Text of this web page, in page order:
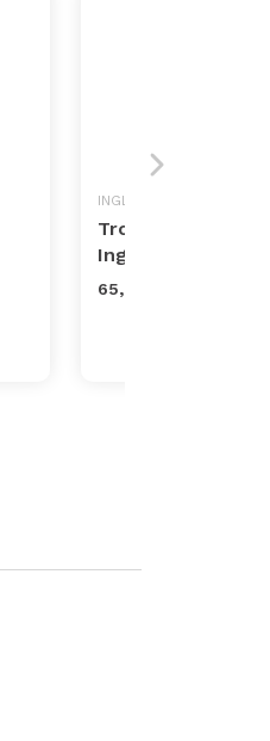
INGLESINA
Trona de viaje
Inglesina Fast
65,00 €